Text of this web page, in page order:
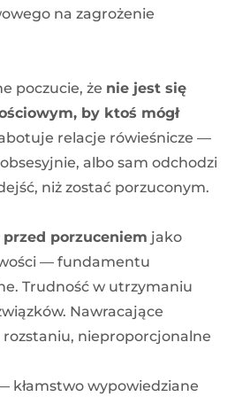
na zagrożenie
poczucie, że nie jest się
by ktoś mógł
relacje rówieśnicze —
albo sam odchodzi
niż zostać porzuconym.
porzuceniem jako
— fundamentu
Trudność w utrzymaniu
Nawracające
nieproporcjonalne
kłamstwo wypowiedziane